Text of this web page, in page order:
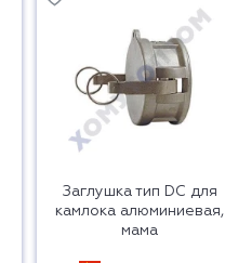
Заглушка тип DC для
камлока алюминиевая,
мама